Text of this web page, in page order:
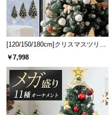
送
に
つ
い
中
型
商
品
[120/150/180cm]クリスマスツリー
ヌードツリー
￥7,998